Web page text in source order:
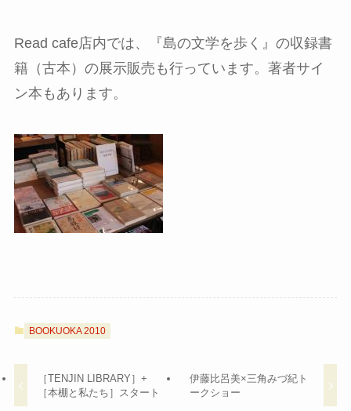
Read cafe店内では、『島の文学を歩く』の収録書
籍（古本）の展示販売も行っています。著者サイ
ン本もあります。
BOOKUOKA 2010
［TENJIN LIBRARY］+
［本棚と私たち］スタート
伊藤比呂美×三角みづ紀ト
ークショー